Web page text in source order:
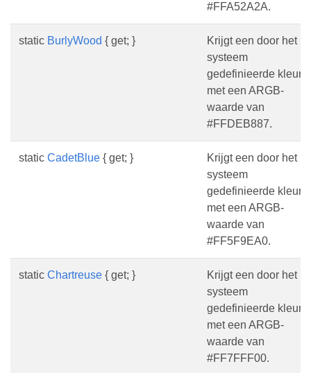
#FFA52A2A.
static BurlyWood { get; }
Krijgt een door het
systeem
gedefinieerde kleur
met een ARGB-
waarde van
#FFDEB887.
static CadetBlue { get; }
Krijgt een door het
systeem
gedefinieerde kleur
met een ARGB-
waarde van
#FF5F9EA0.
static Chartreuse { get; }
Krijgt een door het
systeem
gedefinieerde kleur
met een ARGB-
waarde van
#FF7FFF00.